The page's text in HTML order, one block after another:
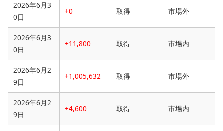
2026年6月3
0日
+0 取得 市場外
2026年6月3
0日
+11,800 取得 市場内
2026年6月2
9日
+1,005,632 取得 市場外
2026年6月2
9日
+4,600 取得 市場内